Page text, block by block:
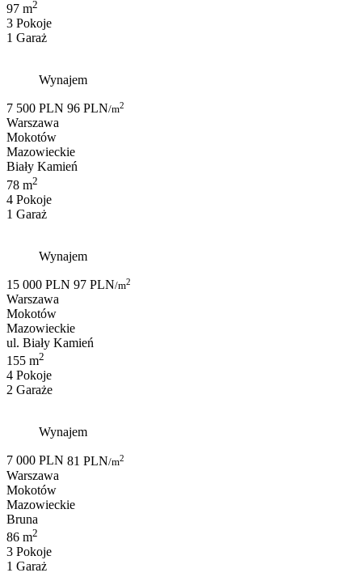
97 m2
3 Pokoje
1 Garaż
Wynajem
7 500 PLN 96 PLN/m2
Warszawa
Mokotów
Mazowieckie
Biały Kamień
78 m2
4 Pokoje
1 Garaż
Wynajem
15 000 PLN 97 PLN/m2
Warszawa
Mokotów
Mazowieckie
ul. Biały Kamień
155 m2
4 Pokoje
2 Garaże
Wynajem
7 000 PLN 81 PLN/m2
Warszawa
Mokotów
Mazowieckie
Bruna
86 m2
3 Pokoje
1 Garaż